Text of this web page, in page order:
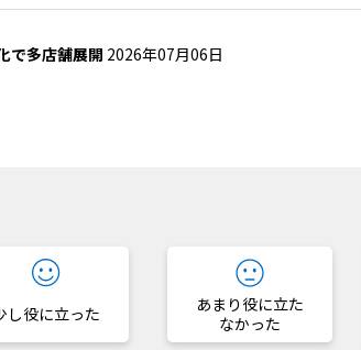
で多店舗展開 2026年07月06日
し役に立った
あまり役に立た
なかった